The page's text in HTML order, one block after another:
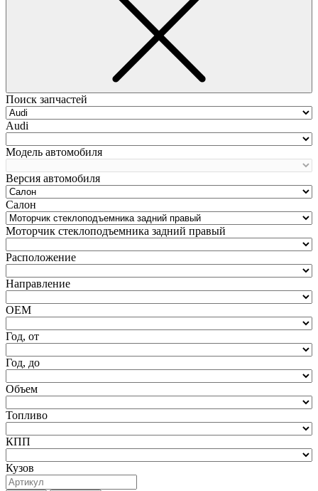
Поиск запчастей
Audi
Модель автомобиля
Версия автомобиля
Салон
Моторчик стеклоподъемника задний правый
Расположение
Направление
ОЕМ
Год, от
Год, до
Объем
Топливо
КПП
Кузов